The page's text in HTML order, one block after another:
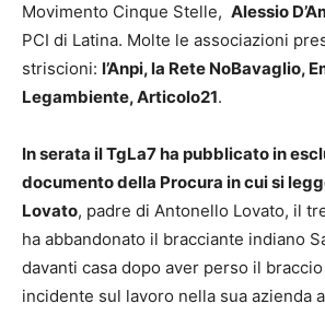
Movimento Cinque Stelle, Alessio
PCI di Latina. Molte le associazioni
striscioni: l’Anpi, la Rete NoBavaglio,
Legambiente, Articolo21.
In serata il TgLa7 ha pubblicato in
documento della Procura in cui si
Lovato, padre di Antonello Lovato, il
ha abbandonato il bracciante indiano
davanti casa dopo aver perso il
incidente sul lavoro nella sua azienda